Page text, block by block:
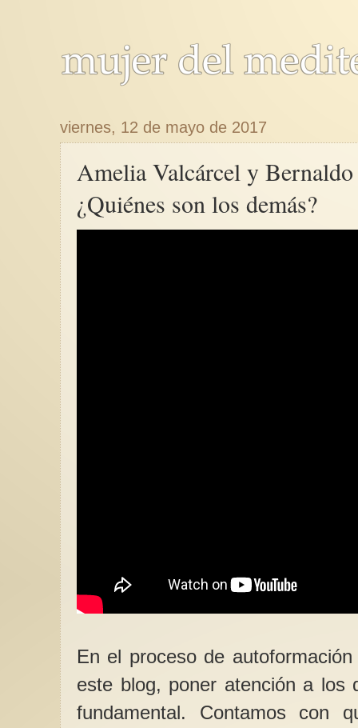
viernes, 12 de mayo de 2017
Amelia Valcárcel y
¿Quiénes son los demás?
En el proceso de
este blog, poner atención a los
fundamental. Contamos con